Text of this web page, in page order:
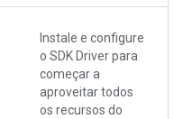
Instale e configure
o SDK Driver para
começar a
aproveitar todos
os recursos do